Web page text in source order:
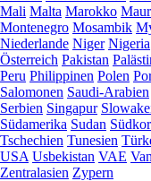
Mali Malta Marokko
Montenegro Mosambik
Niederlande Niger Nigeria
Österreich Pakistan
Peru Philippinen Polen
Salomonen Saudi-Arabien
Serbien Singapur
Südamerika Sudan
Tschechien Tunesien
USA Usbekistan VAE
Zentralasien Zypern